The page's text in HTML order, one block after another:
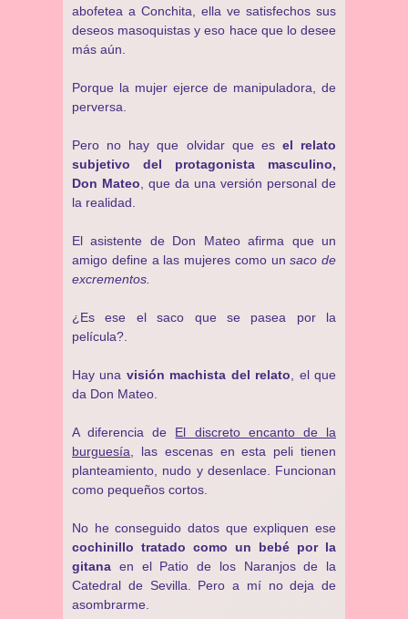
abofetea a Conchita, ella ve satisfechos sus
deseos masoquistas y eso hace que lo desee
más aún.
Porque la mujer ejerce de manipuladora, de
perversa.
Pero no hay que olvidar que es el relato
subjetivo del protagonista masculino,
Don Mateo , que da una versión personal de
la realidad.
El asistente de Don Mateo afirma que un
amigo define a las mujeres como unsaco de
excrementos.
¿Es ese el saco que se pasea por la
película?.
Hay una visión machista del relato , el que
da Don Mateo.
A diferencia de El discreto encanto de la
burguesía , las escenas en esta peli tienen
planteamiento, nudo y desenlace. Funcionan
como pequeños cortos.
No he conseguido datos que expliquen ese
cochinillo tratado como un bebé por la
gitana en el Patio de los Naranjos de la
Catedral de Sevilla. Pero a mí no deja de
asombrarme.